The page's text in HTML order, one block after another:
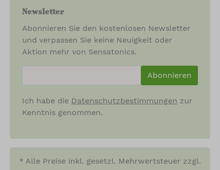
Newsletter
Abonnieren Sie den kostenlosen Newsletter
und verpassen Sie keine Neuigkeit oder
Aktion mehr von Sensatonics.
Abonnieren
Ich habe die Datenschutzbestimmungen zur
Kenntnis genommen.
* Alle Preise inkl. gesetzl. Mehrwertsteuer zzgl.